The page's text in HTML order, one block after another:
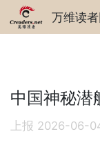
万维读
中国神秘潜
上报 2026-06-